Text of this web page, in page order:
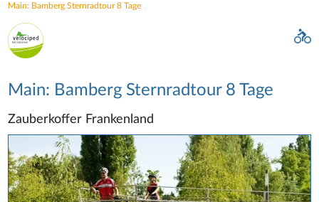
Main: Bamberg Sternradtour 8 Tage
Main: Bamberg Sternradtour 8 Tage
Zauberkoffer Frankenland